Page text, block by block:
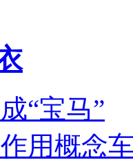
“宝马”
用概念